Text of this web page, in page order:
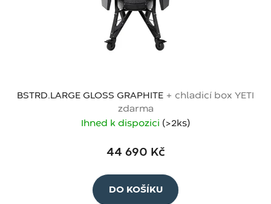
BSTRD.LARGE GLOSS GRAPHITE + chladicí box YETI
zdarma
Ihned k dispozici (>2 ks)
44 690 Kč
DO KOŠÍKU